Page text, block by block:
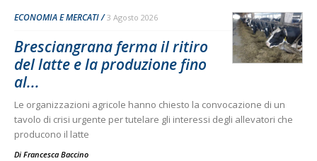
ECONOMIA E MERCATI 3 Agosto 2026
Bresciangrana ferma il ritiro
del latte e la produzione fino
al...
Le organizzazioni agricole hanno chiesto la convocazione di un
tavolo di crisi urgente per tutelare gli interessi degli allevatori che
producono il latte
Di Francesca Baccino